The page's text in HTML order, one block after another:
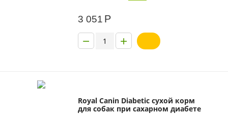
3 051 Р
+
−
Royal Canin Diabetic сухой корм
для собак при сахарном диабете